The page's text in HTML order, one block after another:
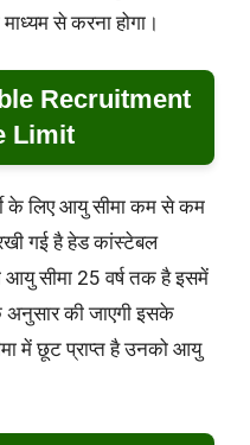
से करना होगा।
Recruitment
Limit
के लिए आयु सीमा कम से कम
गई है हेड कांस्टेबल
सीमा 25 वर्ष तक है इसमें
की जाएगी इसके
में छूट प्राप्त है उनको आयु